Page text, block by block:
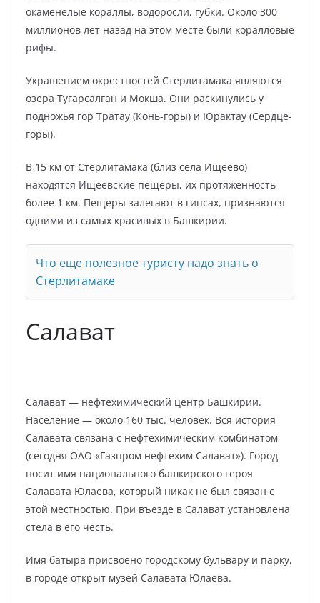
окаменелые кораллы, водоросли, губки. Около 300
миллионов лет назад на этом месте были коралловые
рифы.
Украшением окрестностей Стерлитамака являются
озера Тугарсалган и Мокша. Они раскинулись у
подножья гор Тратау (Конь-горы) и Юрактау (Сердце-
горы).
В 15 км от Стерлитамака (близ села Ищеево)
находятся Ищеевские пещеры, их протяженность
более 1 км. Пещеры залегают в гипсах, признаются
одними из самых красивых в Башкирии.
Что еще полезное туристу надо знать о
Стерлитамаке
Салават
Салават — нефтехимический центр Башкирии.
Население — около 160 тыс. человек. Вся история
Салавата связана с нефтехимическим комбинатом
(сегодня ОАО «Газпром нефтехим Салават»). Город
носит имя национального башкирского героя
Салавата Юлаева, который никак не был связан с
этой местностью. При въезде в Салават установлена
стела в его честь.
Имя батыра присвоено городскому бульвару и парку,
в городе открыт музей Салавата Юлаева.